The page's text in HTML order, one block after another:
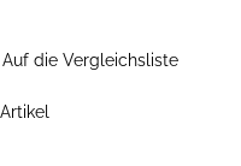
Auf die Vergleichsliste